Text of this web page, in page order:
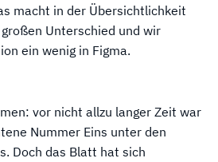
macht in der Übersichtlichkeit
Unterschied und wir
ein wenig in Figma.
vor nicht allzu langer Zeit war
Nummer Eins unter den
Doch das Blatt hat sich